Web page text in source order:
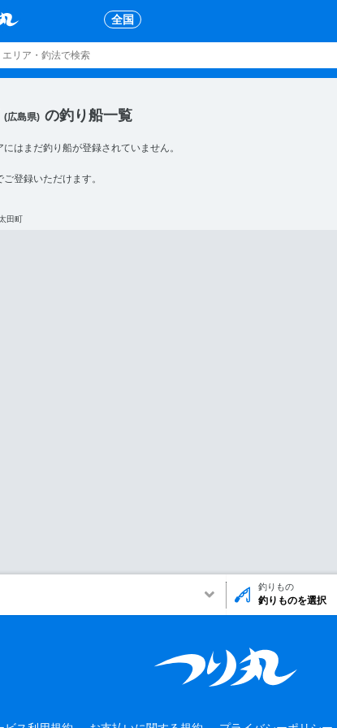
全国
(広島県) の釣り船一覧
はまだ釣り船が登録されていません。
ご登録いただけます。
田町
釣りもの
釣りものを選択